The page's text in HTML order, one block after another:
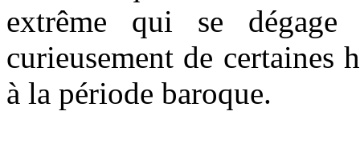
extrême qui se
curieusement de certaines
à la période baroque.